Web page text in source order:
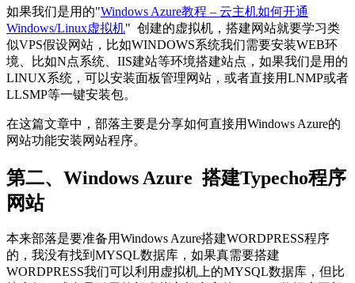
如果我们是用的"Windows Azure教程 – 云主机如何开通
Windows/Linux虚拟机" 创建的虚拟机，搭建网站就要学习类
似VPS假设网站，比如WINDOWS系统我们需要安装WEB环
境、比如N点系统、IIS建站等环境搭建站点，如果我们是用的
LINUX系统，可以安装面板管理网站，或者直接用LNMP或者
LLSMP等一键安装包。
在这篇文章中，部落主要是分享如何直接用Windows Azure的
网站功能安装网站程序。
第二、Windows Azure 搭建Typecho程序
网站
本来部落是要准备用Windows Azure搭建WORDPRESS程序
的，我没有找到MYSQL数据库，如果真需要搭建
WORDPRESS我们可以利用虚拟机上的MYSQL数据库，但比